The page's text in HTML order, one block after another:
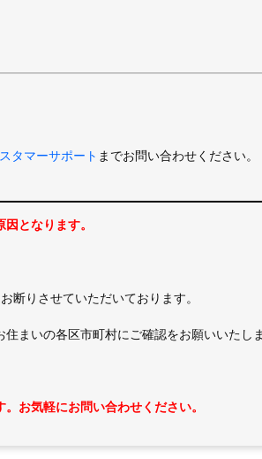
タマーサポート までお問い合わせください。
となります。
断りさせていただいております。
まいの各区市町村にご確認をお願いいたし
お気軽にお問い合わせください。